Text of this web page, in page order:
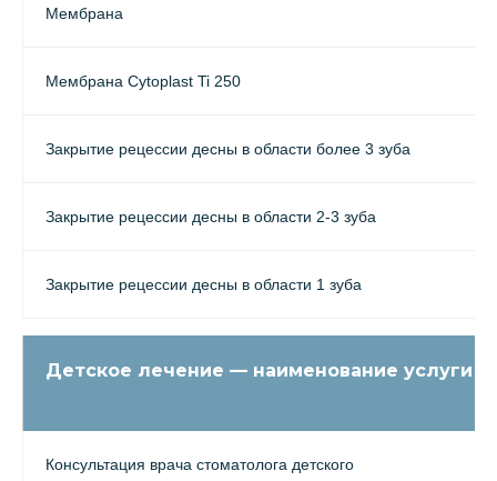
Мембрана
Мембрана Cytoplast Ti 250
Закрытие рецессии десны в области более 3 зуба
Закрытие рецессии десны в области 2-3 зуба
Закрытие рецессии десны в области 1 зуба
Детское лечение — наименование услуги
Консультация врача стоматолога детского